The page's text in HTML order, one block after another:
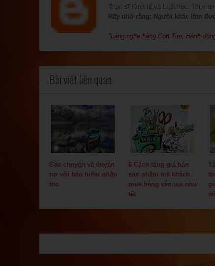
Thạc sĩ Kinh tế và Luật học. Tôi
Hãy nhớ rằng: Người khác làm
"Lắng nghe bằng Con Tim, Hành
Bài viết liên quan
Câu chuyện về duyên
nợ với bảo hiểm nhân
thọ
6 Cách tăng giá bán
sản phẩm mà khách
mua hàng vẫn vui như
tết